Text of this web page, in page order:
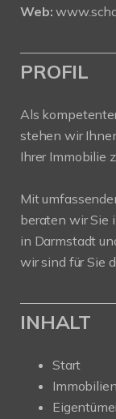
Web:
PROFIL
Als
stehen wir
Ihrer Immobilie
Mit
beraten wir Sie
in Darmstadt
wir sind für Sie
INHALT
Start
Immobilien